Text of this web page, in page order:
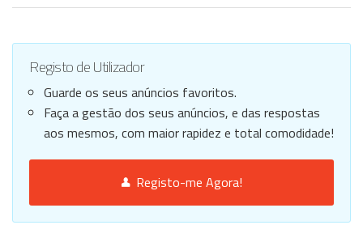
Registo de Utilizador
Guarde os seus anúncios favoritos.
Faça a gestão dos seus anúncios, e das respostas
aos mesmos, com maior rapidez e total comodidade!
Registo-me Agora!